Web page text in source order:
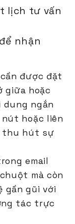
lịch tư vấn
nhận
được đặt
giữa hoặc
dung ngắn
nút hoặc liên
thu hút sự
email
mà còn
gần gũi với
tác trực